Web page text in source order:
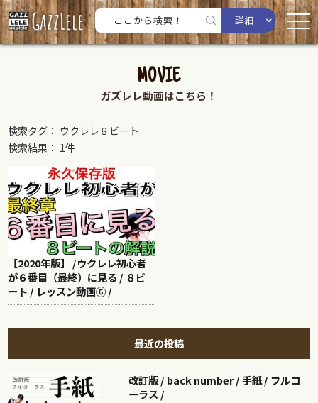
詳細
MOVIE
ガズレレ動画はこちら！
検索タグ： ウクレレ８ビート
検索結果： 1件
【2020年版】 /ウクレレ初心者
が６番目（最終）に見る / ８ビ
ート / レッスン動画⑥ /
最近の投稿
改訂版 / back number / 手紙 / フルコ
ーラス /